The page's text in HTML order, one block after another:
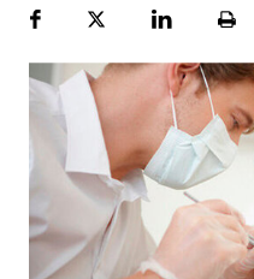
FacebookPlattformLinekdInSeite